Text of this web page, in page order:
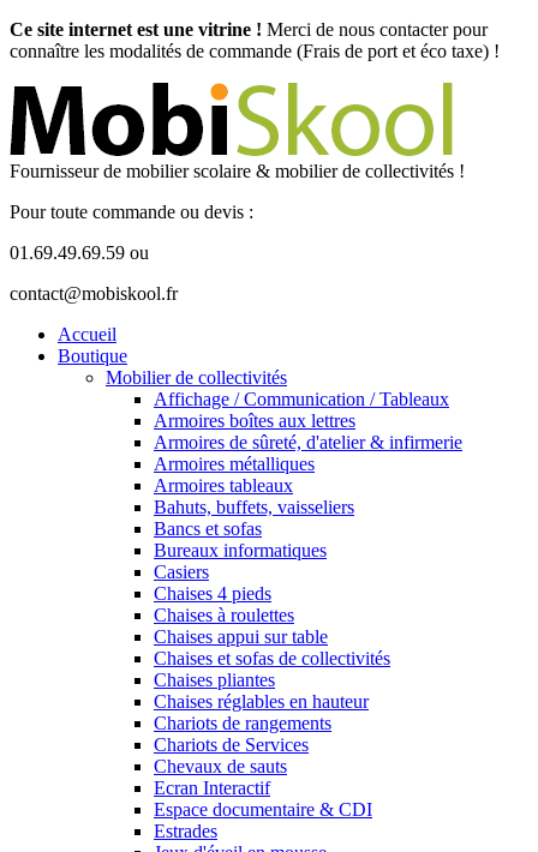
Ce site internet est une vitrine ! Merci de nous contacter pour
connaître les modalités de commande (Frais de port et éco taxe) !
Fournisseur de mobilier scolaire & mobilier de collectivités !
Pour toute commande ou devis :
01.69.49.69.59 ou
contact@mobiskool.fr
Accueil
Boutique
Mobilier de collectivités
Affichage / Communication / Tableaux
Armoires boîtes aux lettres
Armoires de sûreté, d'atelier & infirmerie
Armoires métalliques
Armoires tableaux
Bahuts, buffets, vaisseliers
Bancs et sofas
Bureaux informatiques
Casiers
Chaises 4 pieds
Chaises à roulettes
Chaises appui sur table
Chaises et sofas de collectivités
Chaises pliantes
Chaises réglables en hauteur
Chariots de rangements
Chariots de Services
Chevaux de sauts
Ecran Interactif
Espace documentaire & CDI
Estrades